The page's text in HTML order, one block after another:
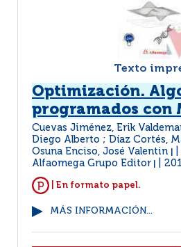
Texto
Optimización.
programados con
Cuevas Jiménez, Erik
Diego Alberto ; Díaz Cortés,
Osuna Enciso, José Valentin
Alfaomega Grupo Editor
| En formato papel.
MÁS INFORMACIÓN...